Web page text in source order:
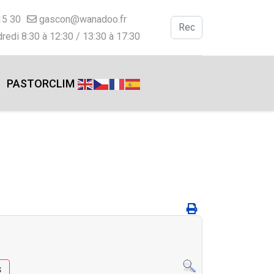
30
gascon@wanadoo.fr
8:30 à 12:30 / 13:30 à 17:30
Valider
PASTORCLIM